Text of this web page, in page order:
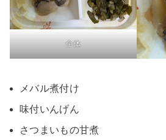
全体
メバル煮付け
味付いんげん
さつまいもの甘煮